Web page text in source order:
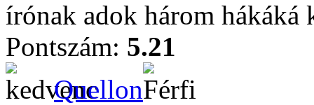
írónak adok három hákáká
Pontszám: 5.21
Quellon